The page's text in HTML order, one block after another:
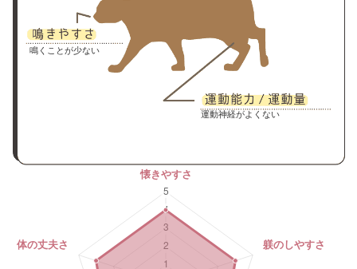
鳴くことが少ない
運動神経がよくない